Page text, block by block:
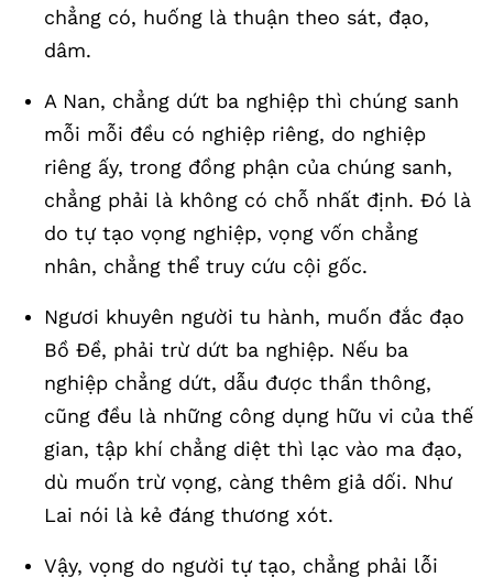
chẳng có, huống là thuận theo sát, đạo,
dâm.
A Nan, chẳng dứt ba nghiệp thì chúng sanh
mỗi mỗi đều có nghiệp riêng, do nghiệp
riêng ấy, trong đồng phận của chúng sanh,
chẳng phải là không có chỗ nhất định. Đó là
do tự tạo vọng nghiệp, vọng vốn chẳng
nhân, chẳng thể truy cứu cội gốc.
Ngươi khuyên người tu hành, muốn đắc đạo
Bồ Đề, phải trừ dứt ba nghiệp. Nếu ba
nghiệp chẳng dứt, dẫu được thần thông,
cũng đều là những công dụng hữu vi của thế
gian, tập khí chẳng diệt thì lạc vào ma đạo,
dù muốn trừ vọng, càng thêm giả dối. Như
Lai nói là kẻ đáng thương xót.
Vậy, vọng do người tự tạo, chẳng phải lỗi